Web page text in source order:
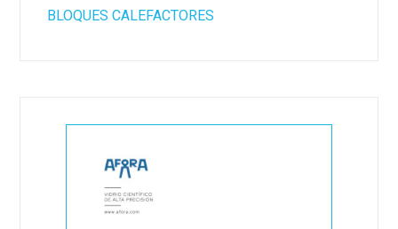
BLOQUES CALEFACTORES